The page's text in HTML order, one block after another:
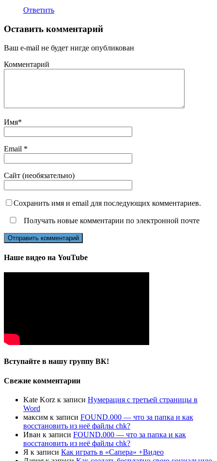
Ответить
Оставить комментарий
Ваш e-mail не будет нигде опубликован
Комментарий
Имя*
Email *
Сайт (необязательно)
Сохранить имя и email для последующих комментариев.
Получать новые комментарии по электронной почте
Наше видео на YouTube
Вступайте в нашу группу ВК!
Свежие комментарии
Kate Korz к записи Нумерация с третьей страницы в
Word
максим к записи FOUND.000 — что за папка и как
восстановить из неё файлы chk?
Иван к записи FOUND.000 — что за папка и как
восстановить из неё файлы chk?
Я к записи Как играть в «Сапера» +Видео